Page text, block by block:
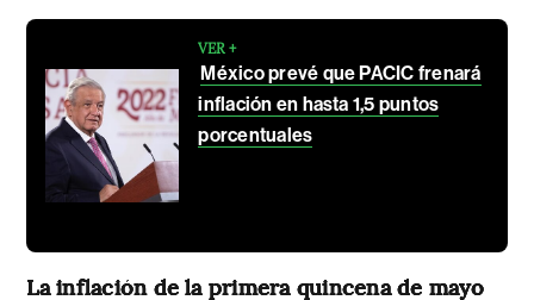
VER +
México prevé que PACIC frenará
inflación en hasta 1,5 puntos
porcentuales
La inflación de la primera quincena de mayo